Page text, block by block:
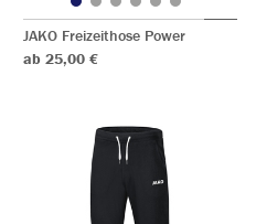
JAKO Freizeithose Power
ab 25,00 €